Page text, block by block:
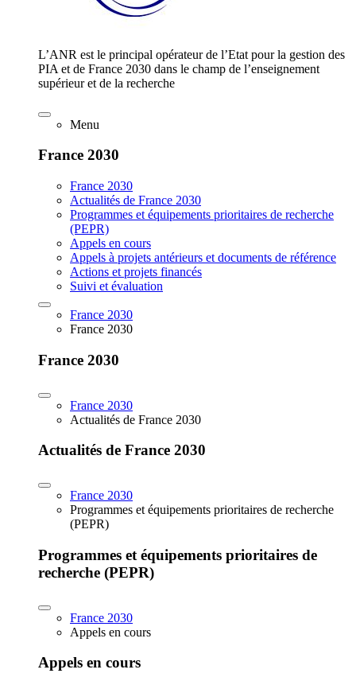
L’ANR est le principal opérateur de l’Etat pour la gestion des
PIA et de France 2030 dans le champ de l’enseignement
supérieur et de la recherche
Menu
France 2030
France 2030
Actualités de France 2030
Programmes et équipements prioritaires de recherche
(PEPR)
Appels en cours
Appels à projets antérieurs et documents de référence
Actions et projets financés
Suivi et évaluation
France 2030
France 2030
France 2030
France 2030
Actualités de France 2030
Actualités de France 2030
France 2030
Programmes et équipements prioritaires de recherche
(PEPR)
Programmes et équipements prioritaires de
recherche (PEPR)
France 2030
Appels en cours
Appels en cours